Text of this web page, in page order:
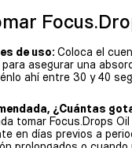
de uso: Coloca el
asegurar una
ahí entre 30 y 40
¿Cuántas
tomar Focus.Drops Oil
en días previos a